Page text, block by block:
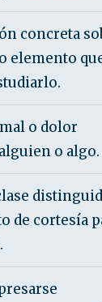
concreta
elemento
o dolor
o algo.
de cortesía